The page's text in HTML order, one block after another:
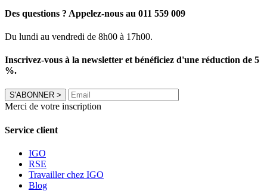
Des questions ? Appelez-nous au 011 559 009
Du lundi au vendredi de 8h00 à 17h00.
Inscrivez-vous à la newsletter et bénéficiez d'une réduction de 5
%.
S'ABONNER >
Merci de votre inscription
Service client
IGO
RSE
Travailler chez IGO
Blog